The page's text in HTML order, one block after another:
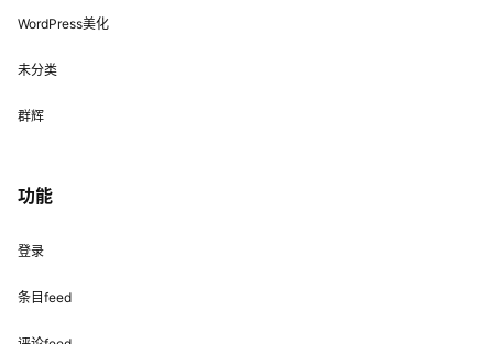
WordPress美化
未分类
群辉
功能
登录
条目feed